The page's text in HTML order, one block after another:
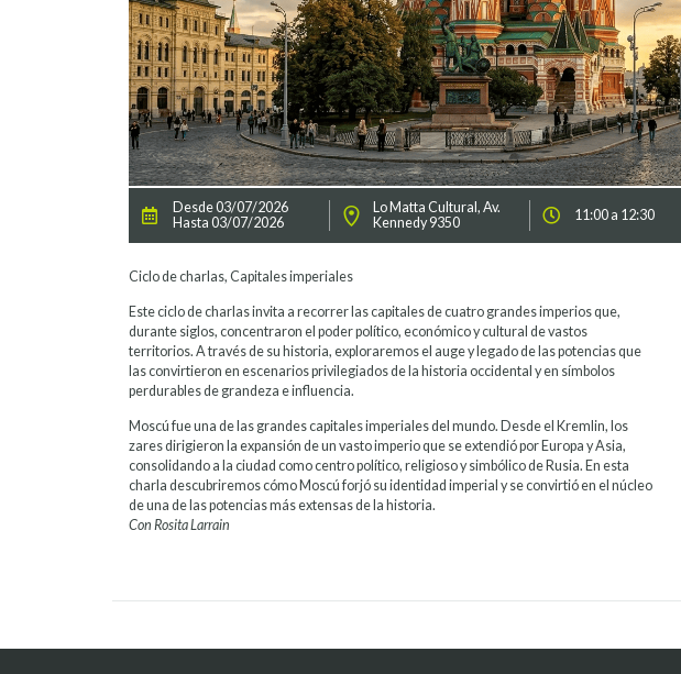
Desde 03/07/2026
Hasta 03/07/2026
Lo Matta Cultural, Av.
Kennedy 9350
11:00 a 12:30
Ciclo de charlas, Capitales imperiales
Este ciclo de charlas invita a recorrer las capitales de cuatro grandes imperios que,
durante siglos, concentraron el poder político, económico y cultural de vastos
territorios. A través de su historia, exploraremos el auge y legado de las potencias que
las convirtieron en escenarios privilegiados de la historia occidental y en símbolos
perdurables de grandeza e influencia.
Moscú fue una de las grandes capitales imperiales del mundo. Desde el Kremlin, los
zares dirigieron la expansión de un vasto imperio que se extendió por Europa y Asia,
consolidando a la ciudad como centro político, religioso y simbólico de Rusia. En esta
charla descubriremos cómo Moscú forjó su identidad imperial y se convirtió en el núcleo
de una de las potencias más extensas de la historia.
Con Rosita Larrain